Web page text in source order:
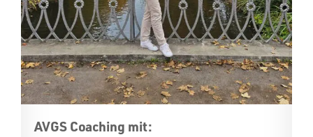
AVGS Coaching mit: